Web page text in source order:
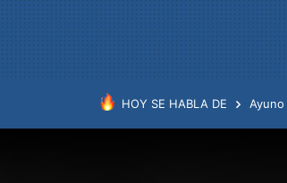
HOY SE HABLA DE